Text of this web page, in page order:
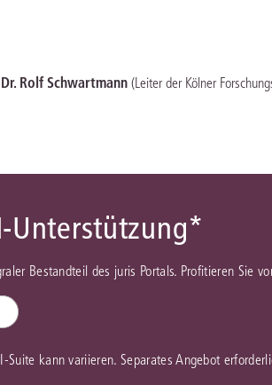
Rolf Schwartmann (Leiter der Kölner
Unterstützung*
Bestandteil des juris Portals. Profitieren Sie
Suite kann variieren. Separates Angebot